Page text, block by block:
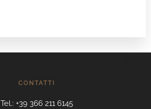
CONTATTI
Tel.: +39 366 211 6145